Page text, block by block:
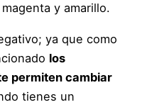
y amarillo.
ya que como
los
permiten cambiar
tienes un